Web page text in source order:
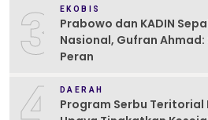
3 EKOBIS
Prabowo dan KADIN
Nasional, Gufran
Peran
DAERAH
Program Serbu Teritorial